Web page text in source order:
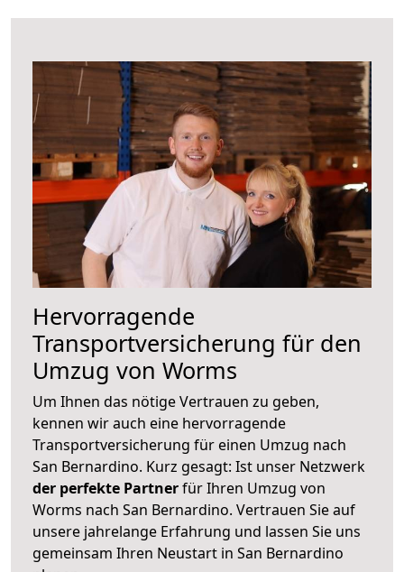
Hervorragende
Transportversicherung für den
Umzug von Worms
Um Ihnen das nötige Vertrauen zu geben,
kennen wir auch eine hervorragende
Transportversicherung für einen Umzug nach
San Bernardino. Kurz gesagt: Ist unser Netzwerk
der perfekte Partnerfür Ihren Umzug von
Worms nach San Bernardino. Vertrauen Sie auf
unsere jahrelange Erfahrung und lassen Sie uns
gemeinsam Ihren Neustart in San Bernardino